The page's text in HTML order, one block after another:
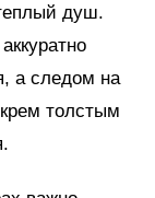
душ.
а следом на
толстым